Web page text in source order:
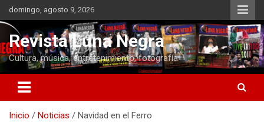
Saltar
al
contenido
domingo, agosto 9, 2026
Revista Luna Negra
Cultura, música, entretenimiento, fotografía
Inicio Noticias Navidad en el Ferro